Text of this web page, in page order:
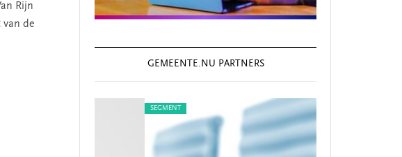
Rijn
van de
GEMEENTE.NU PARTNERS